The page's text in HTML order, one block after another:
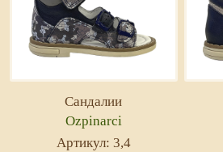
Сандалии
Ozpinarci
Артикул: 3,4